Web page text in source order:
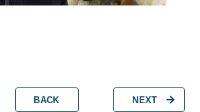
NEXT
BACK